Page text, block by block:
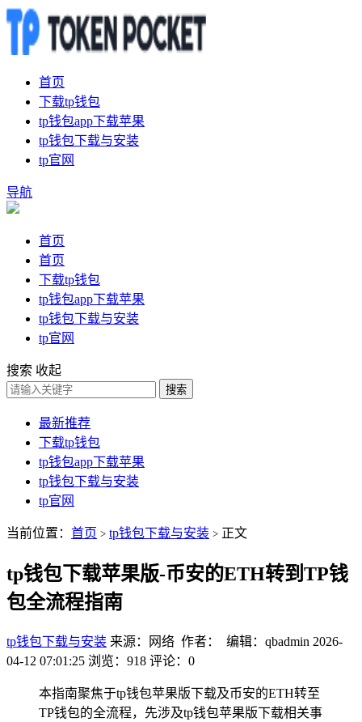
首页
下载tp钱包
tp钱包app下载苹果
tp钱包下载与安装
tp官网
导航
首页
首页
下载tp钱包
tp钱包app下载苹果
tp钱包下载与安装
tp官网
搜索 收起
搜索
最新推荐
下载tp钱包
tp钱包app下载苹果
tp钱包下载与安装
tp官网
当前位置： 首页 > tp钱包下载与安装 > 正文
tp钱包下载苹果版-币安的ETH转到TP钱
包全流程指南
tp钱包下载与安装 来源：网络 作者： 编辑：qbadmin 2026-
04-12 07:01:25 浏览：918 评论：0
本指南聚焦于tp钱包苹果版下载及币安的ETH转至
TP钱包的全流程，先涉及tp钱包苹果版下载相关事